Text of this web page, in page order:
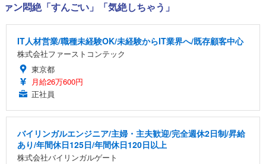
ァン悶絶「すんごい」「気絶しちゃう」
IT人材営業/職種未経験OK/未経験からIT業界へ/既存顧客中心
株式会社ファーストコンテック
東京都
月給26万600円
正社員
バイリンガルエンジニア/主婦・主夫歓迎/完全週休2日制/昇給
あり/年間休日125日/年間休日120日以上
株式会社バイリンガルゲート